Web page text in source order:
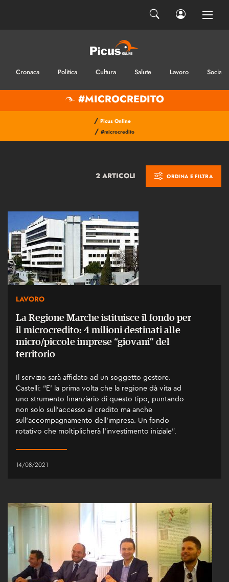
Cronaca Politica Cultura Salute Lavoro Sociale
#MICROCREDITO
/ Picus Online
/ #microcredito
2 ARTICOLI ORDINA E FILTRA
LAVORO
La Regione Marche istituisce il fondo per
il microcredito: 4 milioni destinati alle
micro/piccole imprese “giovani” del
territorio
Il servizio sarà affidato ad un soggetto gestore.
Castelli: “E' la prima volta che la regione dà vita ad
uno strumento finanziario di questo tipo, puntando
non solo sull’accesso al credito ma anche
sull’accompagnamento dell’impresa. Un fondo
rotativo che moltiplicherà l’investimento iniziale”.
14/08/2021